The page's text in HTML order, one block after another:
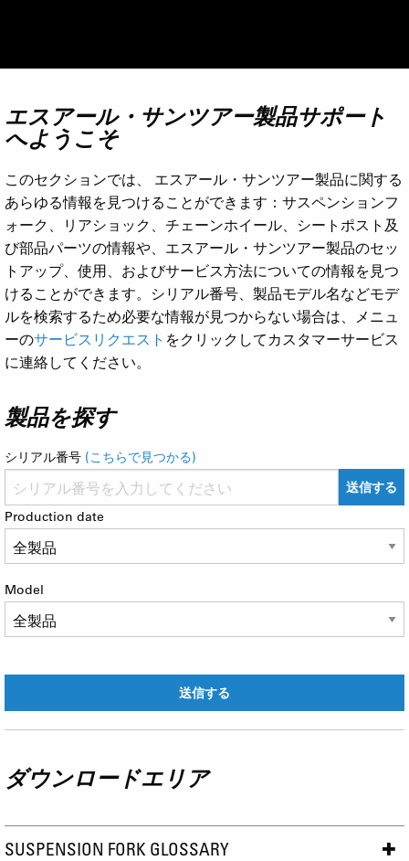
エスアール・サンツアー製品サポート
へようこそ
このセクションでは、 エスアール・サンツアー製品に関する
あらゆる情報を見つけることができます：サスペンションフ
ォーク、リアショック、チェーンホイール、シートポスト及
び部品パーツの情報や、エスアール・サンツアー製品のセッ
トアップ、使用、およびサービス方法についての情報を見つ
けることができます。シリアル番号、製品モデル名などモデ
ルを検索するため必要な情報が見つからない場合は、メニュ
ーのサービスリクエスト をクリックしてカスタマーサービス
に連絡してください。
製品を探す
シリアル番号 (こちらで見つかる)
送信する
Production date
Model
ダウンロードエリア
SUSPENSION FORK GLOSSARY